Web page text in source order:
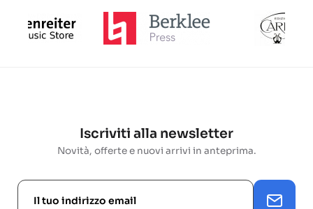
Iscriviti alla newsletter
Novità, offerte e nuovi arrivi in anteprima.